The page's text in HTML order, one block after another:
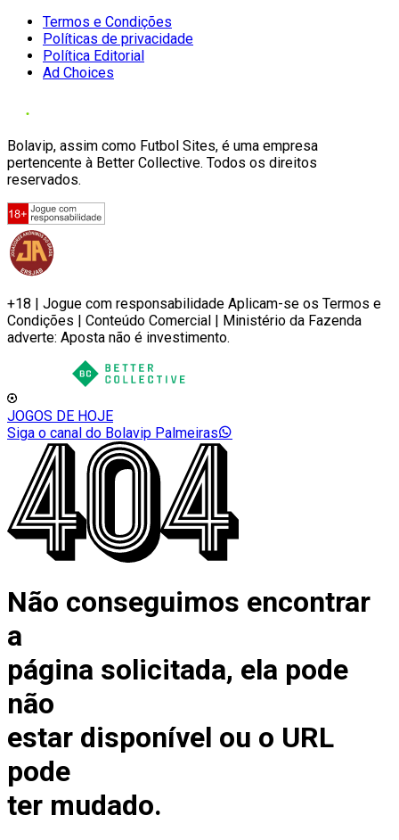
Termos e Condições
Políticas de privacidade
Política Editorial
Ad Choices
Bolavip, assim como Futbol Sites, é uma empresa
pertencente à Better Collective. Todos os direitos
reservados.
+18 | Jogue com responsabilidade Aplicam-se os Termos e
Condições | Conteúdo Comercial | Ministério da Fazenda
adverte: Aposta não é investimento.
JOGOS DE HOJE
Siga o canal do Bolavip Palmeiras
Não conseguimos encontrar
a
página solicitada, ela pode
não
estar disponível ou o URL
pode
ter mudado.